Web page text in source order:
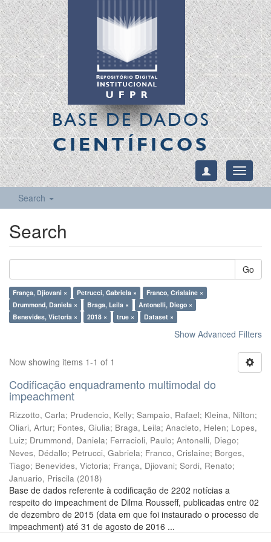
BASE DE DADOS
CIENTÍFICOS
Toggle
Search
Search
Go
França, Djiovani × Petrucci, Gabriela ×
Franco, Crislaine ×
Drummond, Daniela ×
Braga, Leila ×
Antonelli, Diego ×
Benevides, Victoria ×
2018 × true × Dataset ×
Show Advanced Filters
Now showing items 1-1 of 1
Codificação enquadramento multimodal do
impeachment
Rizzotto, Carla; Prudencio, Kelly; Sampaio, Rafael; Kleina, Nilton;
Oliari, Artur; Fontes, Giulia; Braga, Leila; Anacleto, Helen; Lopes,
Luiz; Drummond, Daniela; Ferracioli, Paulo; Antonelli, Diego;
Neves, Dédallo; Petrucci, Gabriela; Franco, Crislaine; Borges,
Tiago; Benevides, Victoria; França, Djiovani; Sordi, Renato;
Januario, Priscila (2018)
Base de dados referente à codificação de 2202 notícias a
respeito do impeachment de Dilma Rousseff, publicadas entre 02
de dezembro de 2015 (data em que foi instaurado o processo de
impeachment) até 31 de agosto de 2016 ...